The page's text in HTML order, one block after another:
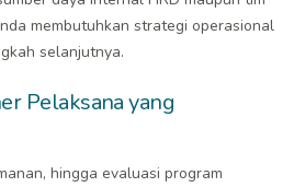
membutuhkan strategi operasional
selanjutnya.
Pelaksana yang
hingga evaluasi program